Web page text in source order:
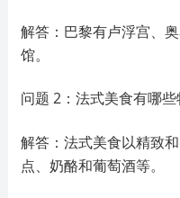
解答：巴黎有卢浮宫、
馆。
问题 2：法式美食有哪些
解答：法式美食以精致
点、奶酪和葡萄酒等。